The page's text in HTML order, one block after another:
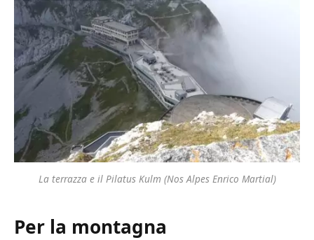
La terrazza e il Pilatus Kulm (Nos Alpes Enrico Martial)
Per la montagna